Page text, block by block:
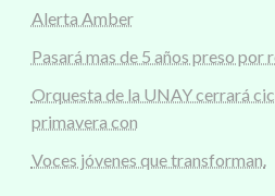
Alerta Amber
Pasará mas de 5 años preso por
Orquesta de la UNAY cerrará
primavera con
Voces jóvenes que transforman.